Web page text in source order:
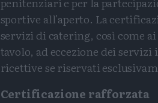
sportive all'aperto. La
servizi di catering, così come
tavolo, ad eccezione dei
ricettive se riservati
Certificazione rafforzata